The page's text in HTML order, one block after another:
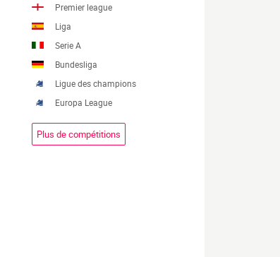
Premier league
Liga
Serie A
Bundesliga
Ligue des champions
Europa League
Plus de compétitions